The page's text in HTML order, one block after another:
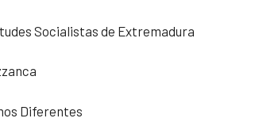
Socialistas de Extremadura
Diferentes